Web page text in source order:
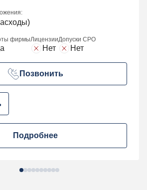
фирмыЛицензии
Нет
Допуски СРО
Нет
Позвонить
Подробнее